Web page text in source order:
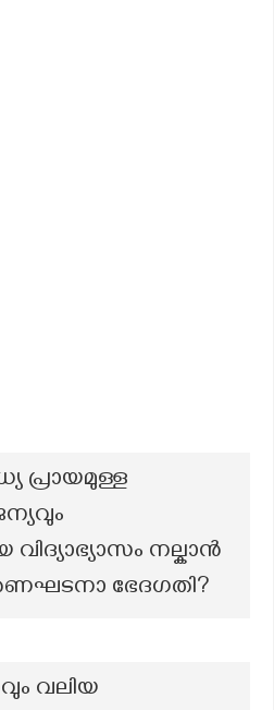
പ്രായമുള്ള
നല്കാൻ
ഭേദഗതി?
വലിയ